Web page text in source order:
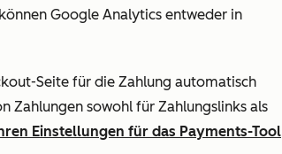
Google Analytics entweder in
Seite für die Zahlung automatisch
Zahlungen sowohl für Zahlungslinks als
Einstellungen für das Payments-Tool